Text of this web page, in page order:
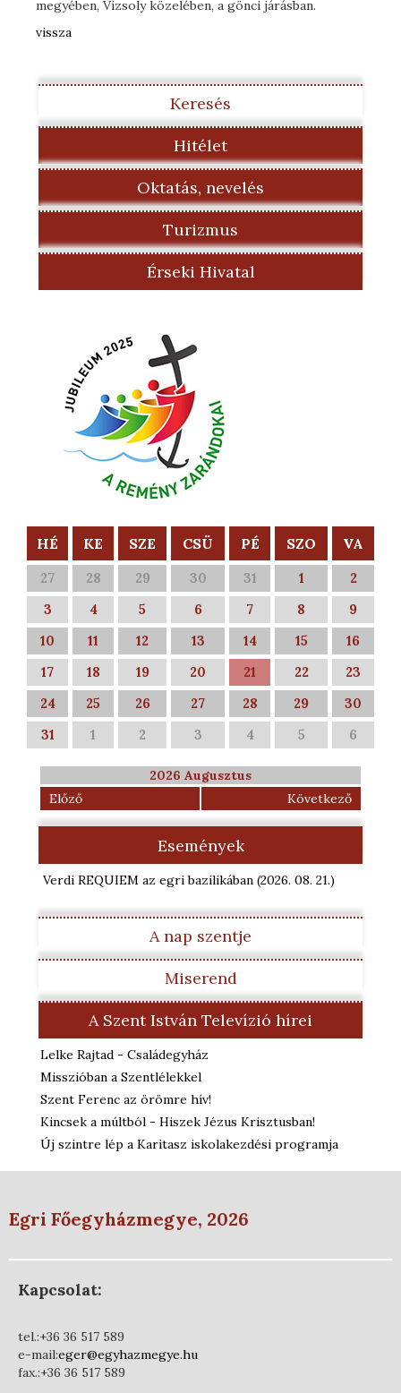
megyében, Vizsoly közelében, a gönci járásban.
vissza
Keresés
Hitélet
Oktatás, nevelés
Turizmus
Érseki Hivatal
HÉ KE SZE CSÜ PÉ SZO VA
27 28 29 30 31 1
2
3
4 5 6 7 8
9
10
11 12 13 14 15
16
17
18 19 20 21 22
23
24
25 26 27 28 29
30
31
1 2 3 4 5 6
2026 Augusztus
Előző
Következő
Események
Verdi REQUIEM az egri bazilikában (2026. 08. 21.)
A nap szentje
Miserend
A Szent István Televízió hírei
Lelke Rajtad - Családegyház
Misszióban a Szentlélekkel
Szent Ferenc az örömre hív!
Kincsek a múltból - Hiszek Jézus Krisztusban!
Új szintre lép a Karitasz iskolakezdési programja
Egri Főegyházmegye, 2026
Kapcsolat:
tel.:+36 36 517 589
e-mail:eger@egyhazmegye.hu
fax.:+36 36 517 589